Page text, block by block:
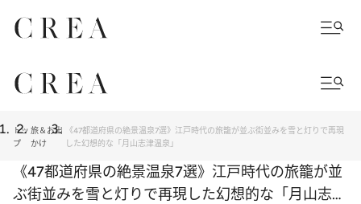
トッ
プ
旅＆お出
かけ
《47都道府県の絶景温泉7選》江戸時代の旅籠が並ぶ街並みを雪と灯りで再現
した幻想的な「月山志津温泉」
《47都道府県の絶景温泉7選》江戸時代の旅籠が並
ぶ街並みを雪と灯りで再現した幻想的な「月山志津